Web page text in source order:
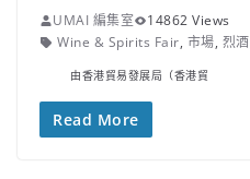
UMAI 編集室
14862 Views
Wine & Spirits Fair, 市場, 烈酒
由香港貿易發展局（香港貿
Read More